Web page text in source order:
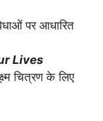
पर आधारित
Lives
चित्रण के लिए